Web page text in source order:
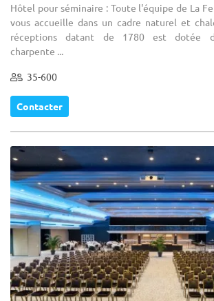
Hôtel pour séminaire : Toute l'équipe de La
vous accueille dans un cadre naturel et
réceptions datant de 1780 est dotée
charpente ...
35-600
Contacter